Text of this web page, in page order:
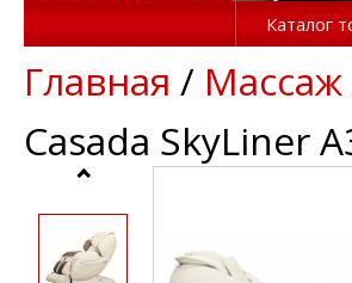
Каталог
Главная / Массаж
Casada SkyLiner